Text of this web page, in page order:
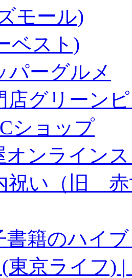
モール)
ベスト)
パーグルメ
店グリーン
ショップ
オンライン
祝い（旧 赤
書籍のハイ
東京ライフ)